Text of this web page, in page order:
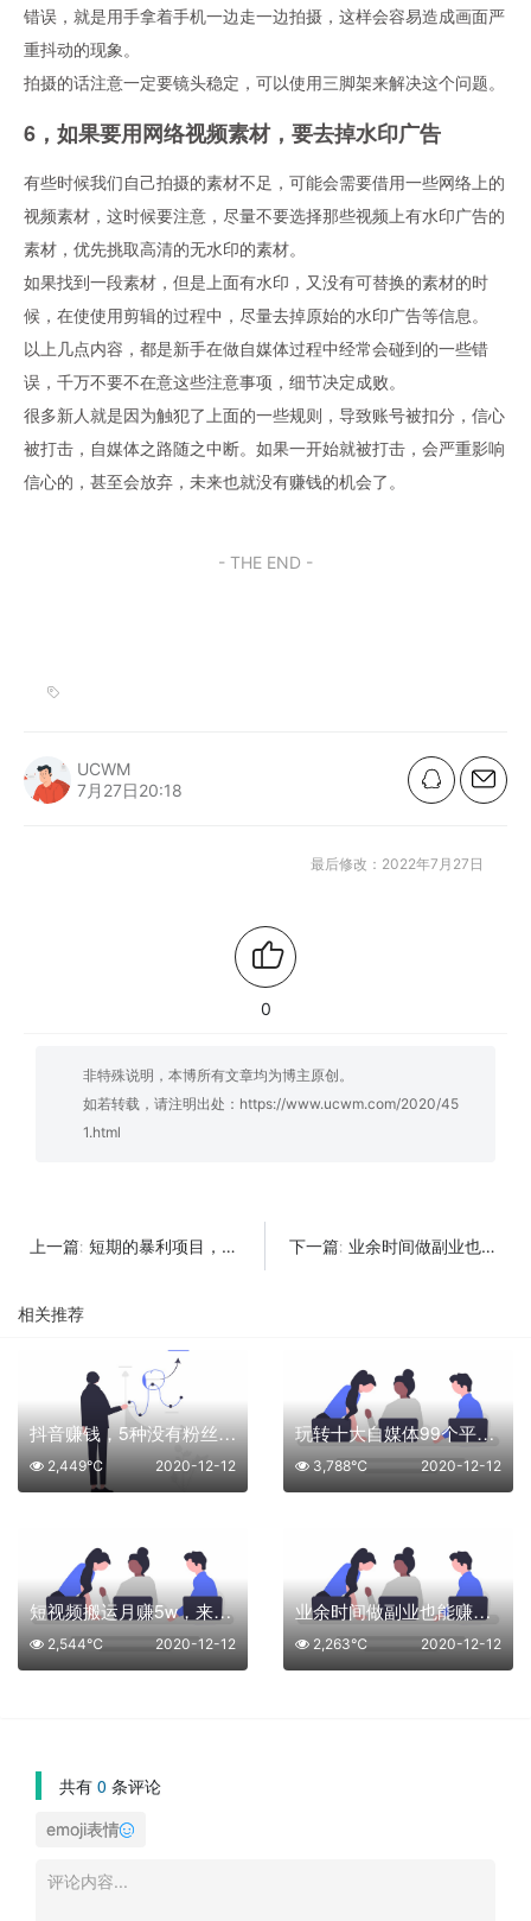
错误，就是用手拿着手机一边走一边拍摄，这样会容易造成画面严
重抖动的现象。
拍摄的话注意一定要镜头稳定，可以使用三脚架来解决这个问题。
6，如果要用网络视频素材，要去掉水印广告
有些时候我们自己拍摄的素材不足，可能会需要借用一些网络上的
视频素材，这时候要注意，尽量不要选择那些视频上有水印广告的
素材，优先挑取高清的无水印的素材。
如果找到一段素材，但是上面有水印，又没有可替换的素材的时
候，在使使用剪辑的过程中，尽量去掉原始的水印广告等信息。
以上几点内容，都是新手在做自媒体过程中经常会碰到的一些错
误，千万不要不在意这些注意事项，细节决定成败。
很多新人就是因为触犯了上面的一些规则，导致账号被扣分，信心
被打击，自媒体之路随之中断。如果一开始就被打击，会严重影响
信心的，甚至会放弃，未来也就没有赚钱的机会了。
- THE END -
UCWM
7月27日20:18
最后修改：2022年7月27日
0
非特殊说明，本博所有文章均为博主原创。
如若转载，请注明出处： https://www.ucwm.com/2020/45
1.html
上一篇: 短期的暴利项目，一天能赚3000+！ 下一篇: 业余时间做副业也能赚钱的风口，真实掌握短视频的挣钱出风口
相关推荐
抖音赚钱，5种没有粉丝也能做的项目
2020-12-12
2,449℃
玩转十大自媒体99个平台，搞副业获取高收益！（珍藏版）
2020-12-12
3,788℃
短视频搬运月赚5w，来看看他们是如何操作的
2020-12-12
2,544℃
业余时间做副业也能赚钱的风口，真实掌握短视频的挣钱出风口
2020-12-12
2,263℃
共有 0 条评论
emoji表情